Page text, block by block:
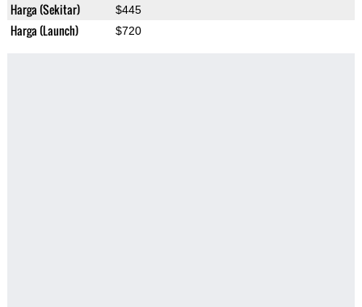
Harga (Sekitar) $445
Harga (Launch) $720